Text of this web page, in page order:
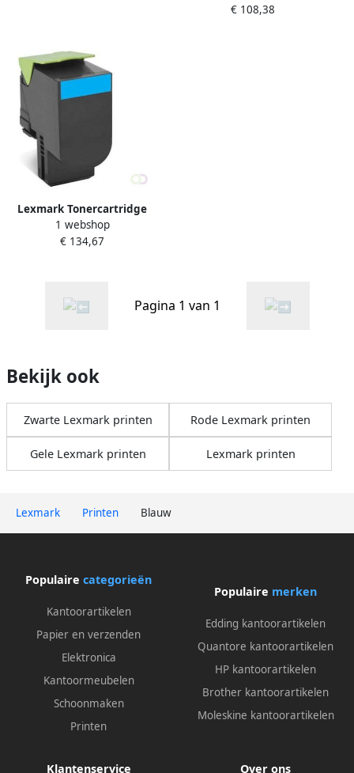
Lexmark Printen Blauw
OEM 80C20C0 cyaan
€ 108,38
Lexmark Tonercartridge
80C2HC0 prebate blauw HC
1 webshop
€ 134,67
Pagina 1 van 1
Bekijk ook
Zwarte Lexmark printen Rode Lexmark printen
Gele Lexmark printen Lexmark printen
Populaire categorieën
Kantoorartikelen
Papier en verzenden
Elektronica
Kantoormeubelen
Schoonmaken
Printen
Populaire merken
Edding kantoorartikelen
Quantore kantoorartikelen
HP kantoorartikelen
Brother kantoorartikelen
Moleskine kantoorartikelen
Klantenservice Over ons